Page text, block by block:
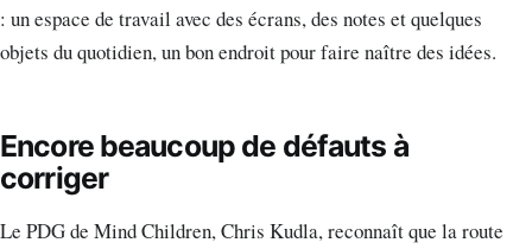
: un espace de travail avec des écrans, des notes et quelques
objets du quotidien, un bon endroit pour faire naître des idées.
Encore beaucoup de défauts à
corriger
Le PDG de Mind Children, Chris Kudla, reconnaît que la route